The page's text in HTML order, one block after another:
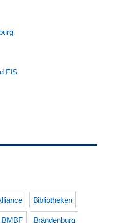
FIS
Bibliotheken
BMBF Brandenburg